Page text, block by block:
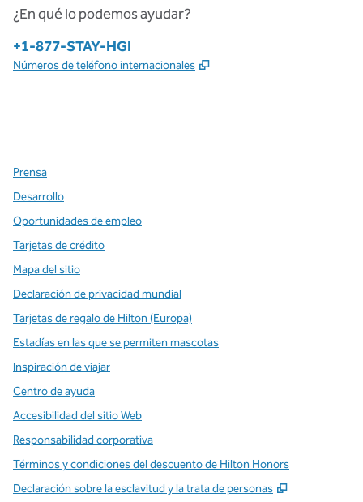
¿En qué lo podemos ayudar?
Teléfono:
+1-877-STAY-HGI
Números de teléfono internacionales ,
Prensa
Desarrollo
Oportunidades de empleo
Tarjetas de crédito
Mapa del sitio
Declaración de privacidad mundial
Tarjetas de regalo de Hilton (Europa)
Estadías en las que se permiten mascotas
Inspiración de viajar
Centro de ayuda
Accesibilidad del sitio Web
Responsabilidad corporativa
Términos y condiciones del descuento de Hilton Honors
Declaración sobre la esclavitud y la trata de personas
,